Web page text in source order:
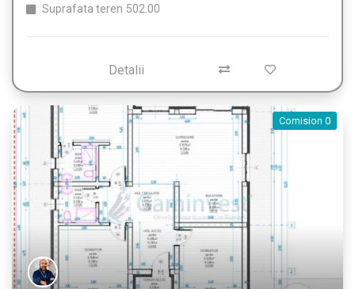
Suprafata teren 502.00
Detalii
Comision 0